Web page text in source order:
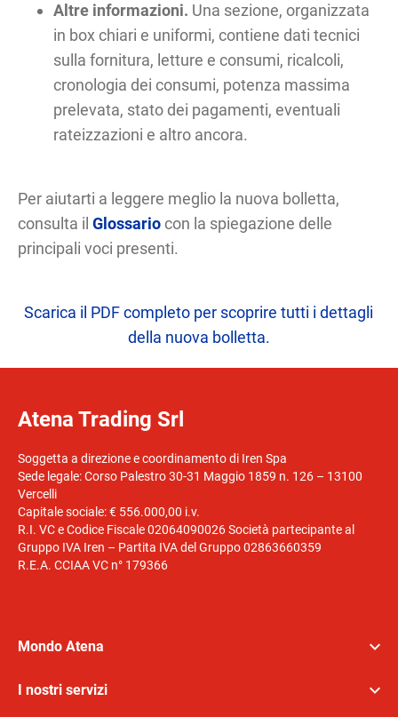
Altre informazioni. Una sezione, organizzata
in box chiari e uniformi, contiene dati tecnici
sulla fornitura, letture e consumi, ricalcoli,
cronologia dei consumi, potenza massima
prelevata, stato dei pagamenti, eventuali
rateizzazioni e altro ancora.
Per aiutarti a leggere meglio la nuova bolletta,
consulta il Glossario con la spiegazione delle
principali voci presenti.
Scarica il PDF completo per scoprire tutti i dettagli
della nuova bolletta.
Atena Trading Srl
Soggetta a direzione e coordinamento di Iren Spa
Sede legale: Corso Palestro 30-31 Maggio 1859 n. 126 – 13100
Vercelli
Capitale sociale: € 556.000,00 i.v.
R.I. VC e Codice Fiscale 02064090026 Società partecipante al
Gruppo IVA Iren – Partita IVA del Gruppo 02863660359
R.E.A. CCIAA VC n° 179366
Mondo Atena
I nostri servizi